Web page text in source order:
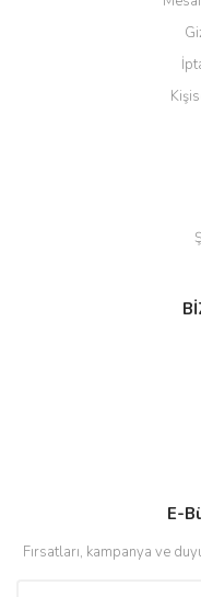
E-
Fırsatları, kampanya ve